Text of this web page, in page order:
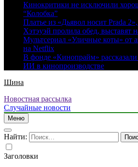
Кинокритики не исключили
“Колобка”
Платье из «Дьявол носит Prada
Хэтэуэй пролила обед, выставят
Мультсериал «Уличные коты» от
на Netflix
В фонде «Кинопрайм»
ИИ в кинопроизводстве
Шина
Новостная рассылка
Случайные новости
Меню
Найти:
Заголовки